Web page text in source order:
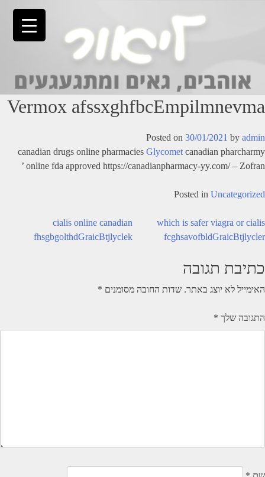
Vermox afssxghfbcEmpilmnevma
Posted on 30/01/2021 by admin
canadian drugs online pharmacies Glycomet canadian pharcharmy
online fda approved https://canadianpharmacy-yy.com/ – Zofran ’
Posted in Uncategorized
ניווט
cialis online canadian
fhsgbgolthdGraicBtjlyclek
which is safer viagra or cialis
fcghsavofbldGraicBtjlycler
כתיבת תגובה
האימייל לא יוצג באתר. שדות החובה מסומנים *
התגובה שלך *